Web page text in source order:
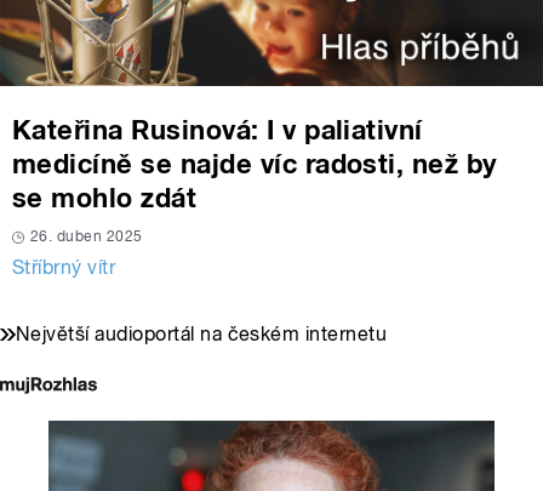
Kateřina Rusinová: I v paliativní
medicíně se najde víc radosti, než by
se mohlo zdát
26. duben 2025
Stříbrný vítr
Největší audioportál na českém internetu